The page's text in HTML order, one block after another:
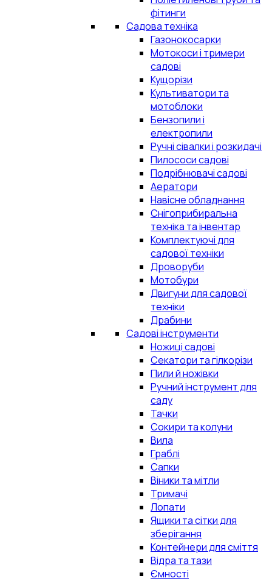
фітинги
Садова техніка
Газонокосарки
Мотокоси і тримери
садові
Кущорізи
Культиватори та
мотоблоки
Бензопили і
електропили
Ручні сівалки і розкидачі
Пилососи садові
Подрібнювачі садові
Аератори
Навісне обладнання
Снігоприбиральна
техніка та інвентар
Комплектуючі для
садової техніки
Дроворуби
Мотобури
Двигуни для садової
техніки
Драбини
Садові інструменти
Ножиці садові
Секатори та гілкорізи
Пили й ножівки
Ручний інструмент для
саду
Тачки
Сокири та колуни
Вила
Граблі
Сапки
Віники та мітли
Тримачі
Лопати
Ящики та сітки для
зберігання
Контейнери для сміття
Відра та тази
Ємності